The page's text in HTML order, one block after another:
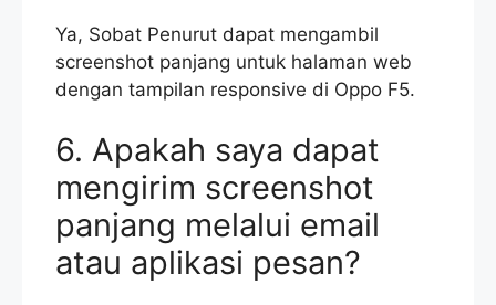
Ya, Sobat Penurut dapat mengambil
screenshot panjang untuk halaman web
dengan tampilan responsive di Oppo F5.
6. Apakah saya dapat
mengirim screenshot
panjang melalui email
atau aplikasi pesan?